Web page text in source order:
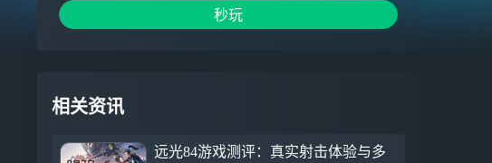
弈；无限复活机制助你放肆猛攻，暴力破
甲！只要你敢来，就能在此创造全新的射击
秒玩
相关资讯
远光84游戏测评：真实射击体验与多